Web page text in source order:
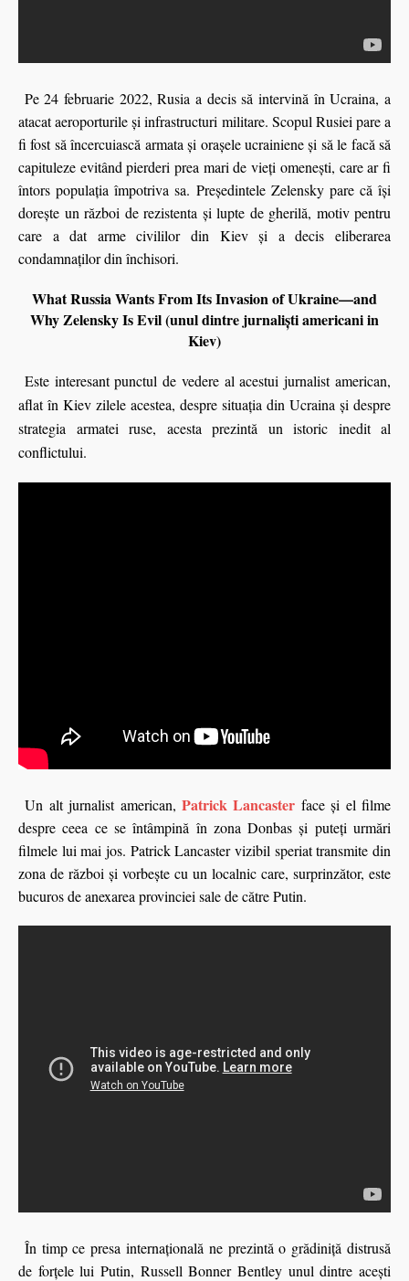
Pe 24 februarie 2022, Rusia a decis să intervină în Ucraina, a
atacat aeroporturile și infrastructuri militare. Scopul Rusiei pare a
fi fost să încercuiască armata și orașele ucrainiene și să le facă să
capituleze evitând pierderi prea mari de vieți omenești, care ar fi
întors populația împotriva sa. Președintele Zelensky pare că își
dorește un război de rezistenta și lupte de gherilă, motiv pentru
care a dat arme civililor din Kiev și a decis eliberarea
condamnaților din închisori.
What Russia Wants From Its Invasion of Ukraine—and
Why Zelensky Is Evil (unul dintre jurnaliști americani in
Kiev)
Este interesant punctul de vedere al acestui jurnalist american,
aflat în Kiev zilele acestea, despre situația din Ucraina și despre
strategia armatei ruse, acesta prezintă un istoric inedit al
conflictului.
Un alt jurnalist american, Patrick Lancaster face și el filme
despre ceea ce se întâmpină în zona Donbas și puteți urmări
filmele lui mai jos. Patrick Lancaster vizibil speriat transmite din
zona de război şi vorbeşte cu un localnic care, surprinzător, este
bucuros de anexarea provinciei sale de către Putin.
În timp ce presa internaţională ne prezintă o grădiniţă distrusă
de forţele lui Putin, Russell Bonner Bentley unul dintre acești